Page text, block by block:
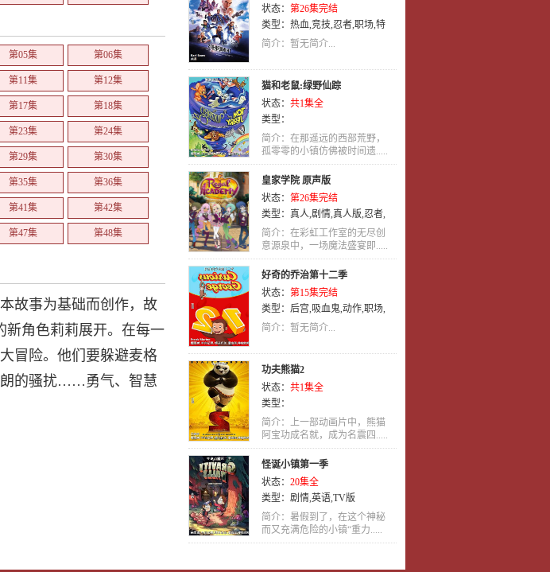
第05集 第06集
第11集 第12集
第17集 第18集
第23集 第24集
第29集 第30集
第35集 第36集
第41集 第42集
第47集 第48集
故事为基础而创作，故
角色莉莉展开。在每一
冒险。他们要躲避麦格
朗的骚扰……勇气、智慧
状态： 第26集完结
类型： 热血,竞技,忍者,职场,特
摄,英语,动画
简介：暂无简介...
猫和老鼠:绿野仙踪
状态： 共1集全
类型：
简介：在那遥远的西部荒野，
孤零零的小镇仿佛被时间遗.....
皇家学院 原声版
状态： 第26集完结
类型： 真人,剧情,真人版,忍者,
益智,恐怖,冒险,英语,奇幻,动作
动画
简介：在彩虹工作室的无尽创
意源泉中，一场魔法盛宴即.....
好奇的乔治第十二季
状态： 第15集完结
类型： 后宫,吸血鬼,动作,职场,
犯罪,英语,动画
简介：暂无简介...
功夫熊猫2
状态： 共1集全
类型：
简介：上一部动画片中，熊猫
阿宝功成名就，成为名震四.....
怪诞小镇第一季
状态： 20集全
类型： 剧情,英语,TV版
简介：暑假到了，在这个神秘
而又充满危险的小镇“重力.....